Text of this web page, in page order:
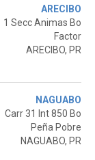
ARECIBO
1 Secc Animas Bo
Factor
ARECIBO, PR
NAGUABO
Carr 31 Int 850 Bo
Peña Pobre
NAGUABO, PR